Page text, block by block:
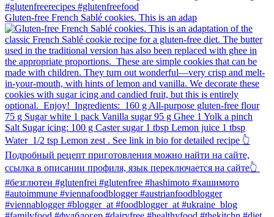
Gluten-free French Sablé cookies.⁠ This is an adap